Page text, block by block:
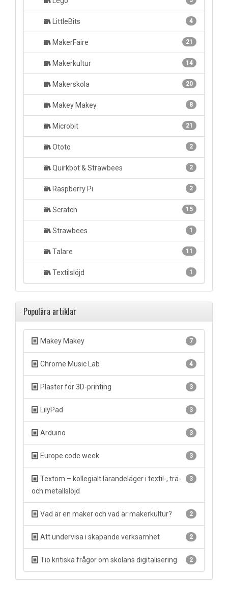
4
LittleBits
21
MakerFaire
14
Makerkultur
20
Makerskola
8
Makey Makey
21
Microbit
2
Ototo
2
Quirkbot & Strawbees
2
Raspberry Pi
15
Scratch
1
Strawbees
11
Talare
1
Textilslöjd
Populära artiklar
7
Makey Makey
4
Chrome Music Lab
3
Plaster för 3D-printing
3
LilyPad
3
Arduino
3
Europe code week
3
Textom – kollegialt lärandeläger i textil-, trä-
och metallslöjd
2
Vad är en maker och vad är makerkultur?
2
Att undervisa i skapande verksamhet
2
Tio kritiska frågor om skolans digitalisering